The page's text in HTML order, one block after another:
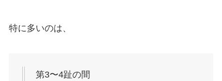
特に多いのは、
第3〜4趾の間